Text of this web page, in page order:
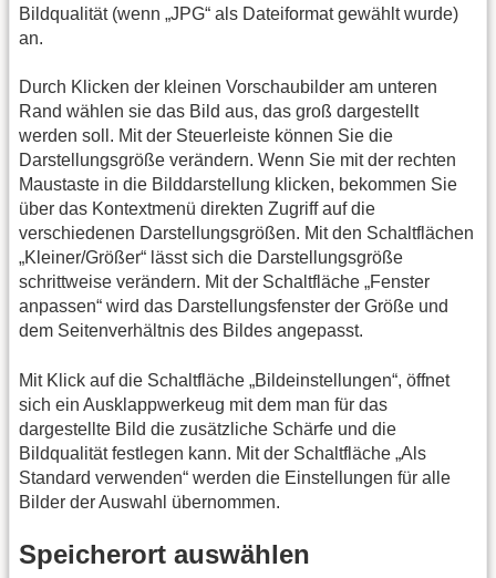
Bildqualität (wenn „JPG“ als Dateiformat gewählt wurde)
an.
Durch Klicken der kleinen Vorschaubilder am unteren
Rand wählen sie das Bild aus, das groß dargestellt
werden soll. Mit der Steuerleiste können Sie die
Darstellungsgröße verändern. Wenn Sie mit der rechten
Maustaste in die Bilddarstellung klicken, bekommen Sie
über das Kontextmenü direkten Zugriff auf die
verschiedenen Darstellungsgrößen. Mit den Schaltflächen
„Kleiner/Größer“ lässt sich die Darstellungsgröße
schrittweise verändern. Mit der Schaltfläche „Fenster
anpassen“ wird das Darstellungsfenster der Größe und
dem Seitenverhältnis des Bildes angepasst.
Mit Klick auf die Schaltfläche „Bildeinstellungen“, öffnet
sich ein Ausklappwerkeug mit dem man für das
dargestellte Bild die zusätzliche Schärfe und die
Bildqualität festlegen kann. Mit der Schaltfläche „Als
Standard verwenden“ werden die Einstellungen für alle
Bilder der Auswahl übernommen.
Speicherort auswählen